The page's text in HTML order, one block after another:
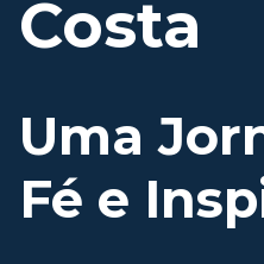
Costa
Uma
Fé e